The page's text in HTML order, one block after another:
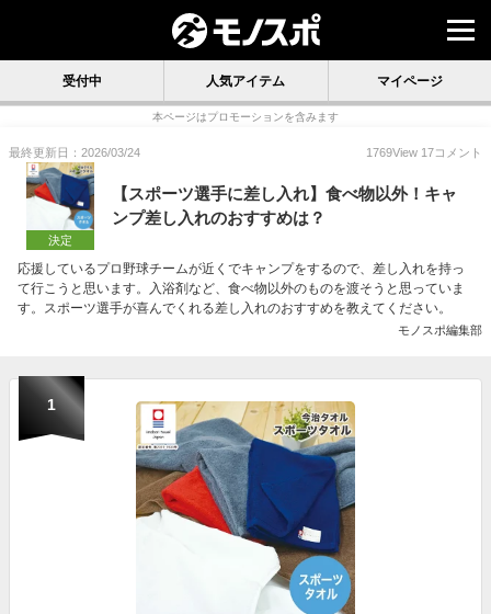
受付中 人気アイテム マイページ
本ページはプロモーションを含みます
最終更新日：2026/03/24 1769View 17コメント
決定
【スポーツ選手に差し入れ】食べ物以外！キャ
ンプ差し入れのおすすめは？
応援しているプロ野球チームが近くでキャンプをするので、差し入れを持っ
て行こうと思います。入浴剤など、食べ物以外のものを渡そうと思っていま
す。スポーツ選手が喜んでくれる差し入れのおすすめを教えてください。
モノスポ編集部
1